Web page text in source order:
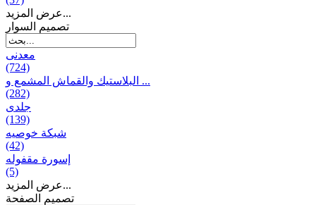
عرض المزيد...
تصمیم السوار
معدنی
(724)
البلاستيك والقماش المشمع و ...
(282)
جلدی
(139)
شبكة خوصیه
(42)
إسورة مقفوله
(5)
عرض المزيد...
تصميم الصفحة